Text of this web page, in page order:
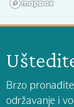
Brzo
održavanje i